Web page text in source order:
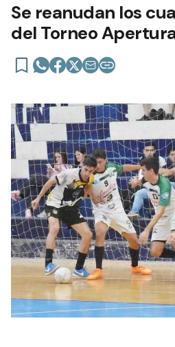
Se reanudan los
del Torneo